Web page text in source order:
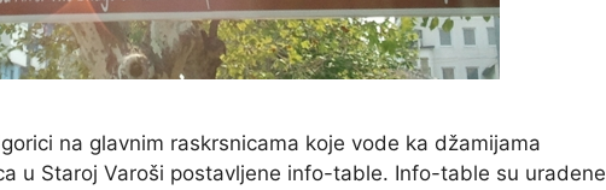
na glavnim raskrsnicama koje vode ka džamijama
u Staroj Varoši postavljene info-table. Info-table su uradene